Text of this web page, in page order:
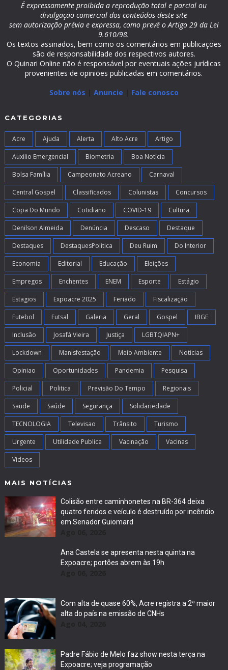
É expressamente proibida a reprodução total e parcial ou
divulgação comercial dos conteúdos deste site
sem autorização prévia e expressa, como prevê o Artigo 29 da Lei
9.610/98.
Os textos assinados, bem como os comentários em publicações
são de responsabilidade dos respectivos autores.
O Quinari Online não é responsável por eventuais ações jurídicas
provenientes de opiniões publicadas em comentários.
Sobre nós
Anuncie Fale conosco
CATEGORIAS
Acre Ajuda Alerta Alto Acre Artigo
Auxilio Emergencial Biometria Boa Notícia
Bolsa Família Campeonato Acreano Carnaval
Central Gospel Classificados Colunistas Concursos
Copa Do Mundo Cotidiano COVID-19 Cultura
Denilson Almeida Denúncia Descaso Destaque
Destaques DestaquesPolitica Deu Ruim Do Interior
Economia Editorial Educação Eleições
Empregos Enchentes ENEM Esporte Estágio
Estagios Expoacre 2025 Feriado Fiscalização
Futebol Futsal Galeria Geral Gospel IBGE
Inclusão Josafá Vieira Justiça LGBTQIAPN+
Lockdown Manisfestação Meio Ambiente Noticias
Opiniao Oportunidades Pandemia Pesquisa
Policial Politica Previsão Do Tempo Regionais
Saude Saúde Segurança Solidariedade
TECNOLOGIA Televisao Trânsito Turismo
Urgente Utilidade Publica Vacinação Vacinas
Videos
MAIS NOTÍCIAS
Colisão entre caminhonetes na BR-364 deixa
quatro feridos e veículo é destruído por incêndio
em Senador Guiomard
Ana Castela se apresenta nesta quinta na
Expoacre; portões abrem às 19h
Com alta de quase 60%, Acre registra a 2ª maior
alta do país na emissão de CNHs
Padre Fábio de Melo faz show nesta terça na
Expoacre; veja programação